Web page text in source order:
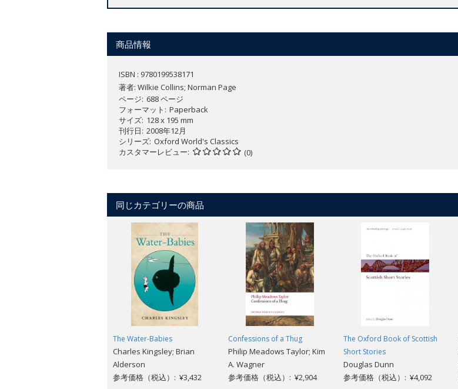
商品情報
ISBN : 9780199538171
著者: Wilkie Collins; Norman Page
ページ 688 ページ
フォーマット
Paperback
サイズ 128 x 195 mm
刊行日 2008年12月
シリーズ Oxford World's Classics
カスタマーレビュー
(0)
同じカテゴリーの商品
The Water-Babies
Charles Kingsley; Brian
Alderson
参考価格（税込）: ¥3,432
Confessions of a Thug
Philip Meadows Taylor; Kim
A. Wagner
参考価格（税込）: ¥2,904
The Oxford Book of Scottish
Short Stories
Douglas Dunn
参考価格（税込）: ¥4,092